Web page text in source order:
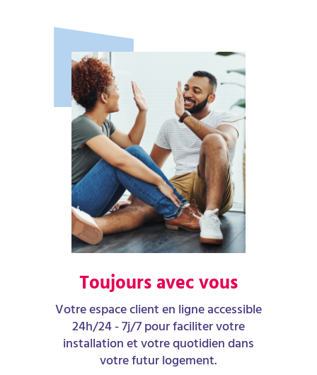
Toujours avec vous
Votre espace client en ligne accessible
24h/24 - 7j/7 pour faciliter votre
installation et votre quotidien dans
votre futur logement.